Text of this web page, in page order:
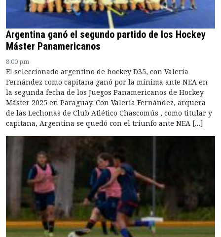
Argentina ganó el segundo partido de los Hockey
Máster Panamericanos
8:00 pm
El seleccionado argentino de hockey D35, con Valeria
Fernández como capitana ganó por la mínima ante NEA en
la segunda fecha de los Juegos Panamericanos de Hockey
Máster 2025 en Paraguay. Con Valeria Fernández, arquera
de las Lechonas de Club Atlético Chascomús , como titular y
capitana, Argentina se quedó con el triunfo ante NEA […]